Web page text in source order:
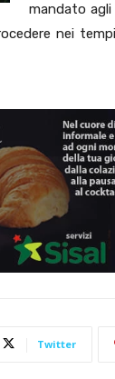
mandato
nei
Twitter